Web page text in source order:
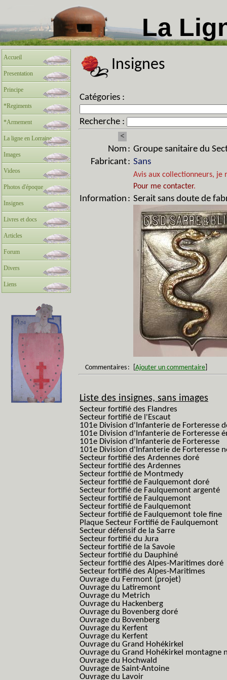
La
Accueil
Presentation
Principe
*Regiments
*Armement
La ligne en Lorraine
Images
Videos
Photos d'époque
Insignes
Livres et docs
Articles
Forum
Divers
Liens
Insignes
Catégories :
Recherche :
<
Nom : Groupe sanitaire du
Fabricant: Sans
Avis aux collectionneurs,
Pour me contacter.
Information : Serait sans doute de
Commentaires : Ajouter un commentaire
Liste des insignes, sans images
Secteur fortifié des Flandres
Secteur fortifié de l'Escaut
101e Division d'Infanterie de Forteresse
101e Division d'Infanterie de Forteresse
101e Division d'Infanterie de Forteresse
101e Division d'Infanterie de Forteresse
Secteur fortifié des Ardennes doré
Secteur fortifié des Ardennes
Secteur fortifié de Montmedy
Secteur fortifié de Faulquemont doré
Secteur fortifié de Faulquemont argenté
Secteur fortifié de Faulquemont
Secteur fortifié de Faulquemont
Secteur fortifié de Faulquemont tole fine
Plaque Secteur Fortifié de Faulquemont
Secteur défensif de la Sarre
Secteur fortifié du Jura
Secteur fortifié de la Savoie
Secteur fortifié du Dauphiné
Secteur fortifié des Alpes-Maritimes doré
Secteur fortifié des Alpes-Maritimes
Ouvrage du Fermont (projet)
Ouvrage du Latiremont
Ouvrage du Metrich
Ouvrage du Hackenberg
Ouvrage du Bovenberg doré
Ouvrage du Bovenberg
Ouvrage du Kerfent
Ouvrage du Kerfent
Ouvrage du Grand Hohékirkel
Ouvrage du Grand Hohékirkel montagne
Ouvrage du Hochwald
Ouvrage de Saint-Antoine
Ouvrage du Lavoir